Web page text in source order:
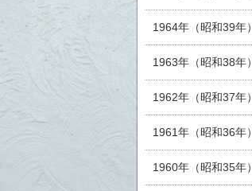
1964年（昭和39年）
1963年（昭和38年）
1962年（昭和37年）
1961年（昭和36年）
1960年（昭和35年）